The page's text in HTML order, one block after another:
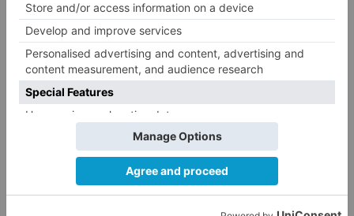
"Lamentablemente, algunas de las huellas
fueron destruidas por las pisadas de aficionados
que visitaron el interior de la cueva sin ningún
tipo de cuidado antes de que los científicos
tuviéramos noticia de su existencia, por lo que
uno de los fines de este tipo de estudios es la